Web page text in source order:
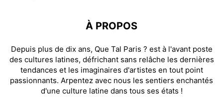
À PROPOS
Depuis plus de dix ans, Que Tal Paris ? est à l'avant poste
des cultures latines, défrichant sans relâche les dernières
tendances et les imaginaires d'artistes en tout point
passionnants. Arpentez avec nous les sentiers enchantés
d'une culture latine dans tous ses états !